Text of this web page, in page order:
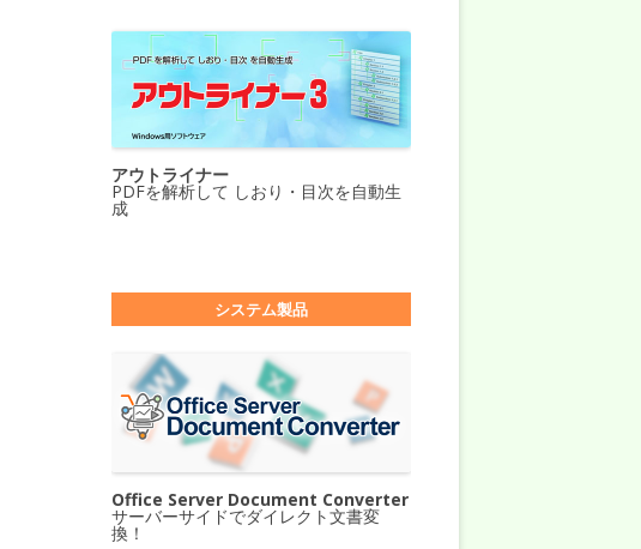
アウトライナー
PDFを解析して しおり・目次を自動生
成
システム製品
Office Server Document Converter
サーバーサイドでダイレクト文書変
換！